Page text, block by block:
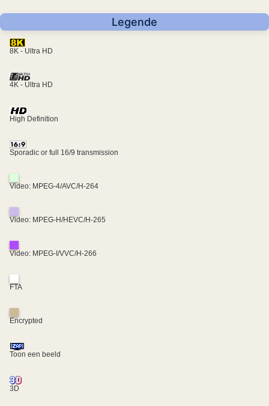
Legende
8K - Ultra HD
4K - Ultra HD
High Definition
Sporadic or full 16/9 transmission
Video: MPEG-4/AVC/H-264
Video: MPEG-H/HEVC/H-265
Video: MPEG-I/VVC/H-266
FTA
Encrypted
Toon een beeld
3D